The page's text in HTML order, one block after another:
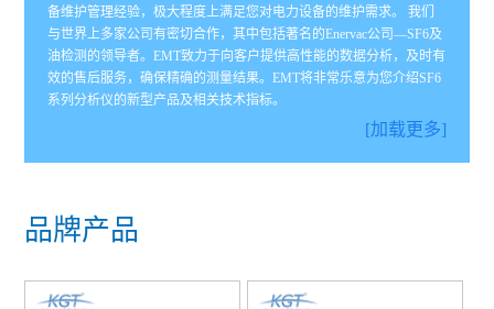
备维护管理经验，极大程度上满足您对电力设备的维护需求。 我们
与世界上多家公司有密切合作，其中包括著名的Enervac公司—SF6及
油检测的领导者。EMT致力于向客户提供高性能的数据分析，及时有
效的售后服务，确保精确的测量结果。EMT将非常乐意为您介绍SF6
系列分析仪的新型产品及相关技术指标。
[加载更多]
品牌产品